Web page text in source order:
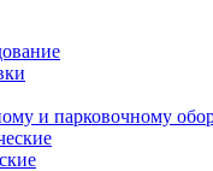
и парковочному